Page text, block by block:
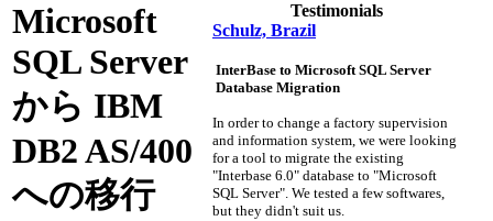
Microsoft
SQL Server
から IBM
DB2 AS/400
への移行
Testimonials
Schulz, Brazil
InterBase to Microsoft SQL Server
Database Migration
In order to change a factory supervision
and information system, we were looking
for a tool to migrate the existing
"Interbase 6.0" database to "Microsoft
SQL Server". We tested a few softwares,
but they didn't suit us.